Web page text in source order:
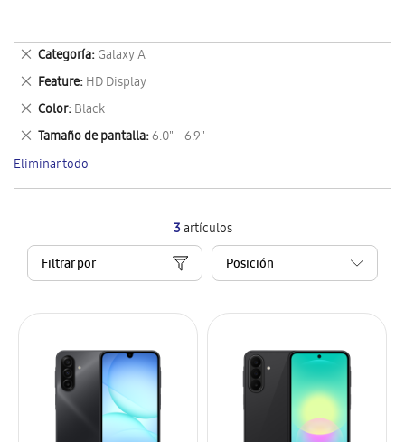
3artículos
Filtrar por
Categoría Galaxy A
Eliminar
este
artículo
Feature HD Display
Eliminar
este
artículo
Color Black
Eliminar
este
artículo
Tamaño de pantalla 6.0" - 6.9"
Eliminar
este
artículo
Eliminar todo